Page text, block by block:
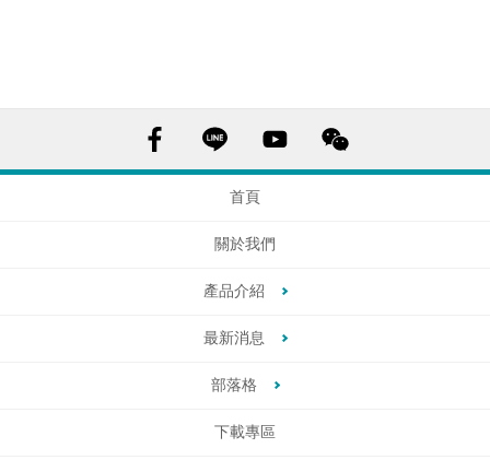
首頁
關於我們
產品介紹
最新消息
部落格
下載專區